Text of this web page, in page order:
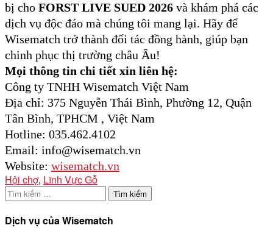
bị cho FORST LIVE SUED 2026 và khám phá các
dịch vụ độc đáo mà chúng tôi mang lại. Hãy để
Wisematch trở thành đối tác đồng hành, giúp bạn
chinh phục thị trường châu Âu!
Mọi thông tin chi tiết xin liên hệ:
Công ty TNHH Wisematch Việt Nam
Địa chỉ: 375 Nguyễn Thái Bình, Phường 12, Quận
Tân Bình, TPHCM , Việt Nam
Hotline: 035.462.4102
Email: info@wisematch.vn
Website: wisematch.vn
Hội chợ, Lĩnh Vực Gỗ
Tìm
kiếm
cho:
Dịch vụ của Wisematch